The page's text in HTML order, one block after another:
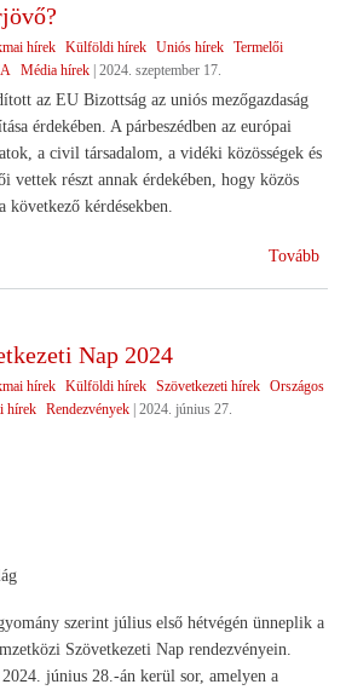
hírek Külföldi hírek Uniós hírek Termelői
Média hírek 2024. szeptember 17.
az EU Bizottság az uniós mezőgazdaság
érdekében. A párbeszédben az európai
a civil társadalom, a vidéki közösségek és
vettek részt annak érdekében, hogy közös
kérdésekben.
Tovább
Nap 2024
hírek Külföldi hírek Szövetkezeti hírek Országos
hírek Rendezvények | 2024. június 27.
szerint július első hétvégén ünneplik a
Szövetkezeti Nap rendezvényein.
2024. június 28.-án kerül sor, amelyen a